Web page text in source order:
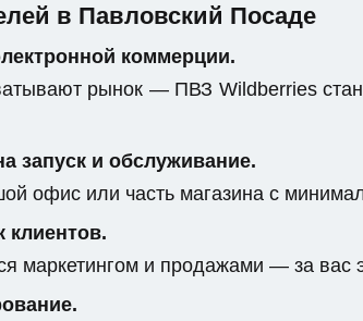
в Павловский Посаде
коммерции.
рынок — ПВЗ Wildberries
запуск и обслуживание.
офис или часть магазина с
клиентов.
маркетингом и продажами — за вас